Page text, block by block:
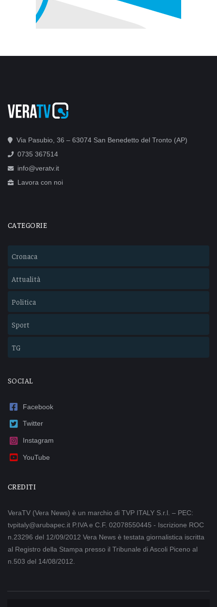
Via Pasubio, 36 – 63074 San Benedetto del Tronto (AP)
0735 367514
info@veratv.it
Lavora con noi
CATEGORIE
Cronaca
Attualità
Politica
Sport
TG
SOCIAL
Facebook
Twitter
Instagram
YouTube
CREDITI
VeraTV (Vera News) è un marchio di TVP ITALY S.r.l. – PEC:
tvpitaly@arubapec.it P.IVA e C.F. 02078550445 - Iscrizione ROC
n.23296 del 12/09/2012 Vera News è testata giornalistica iscritta
al Registro della Stampa presso il Tribunale di Ascoli Piceno al
n.503 del 14/08/2012.